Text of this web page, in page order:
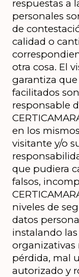
respuestas a
personales
de
calidad o
otra cosa. El
garantiza
facilitados
responsable
en los
visitante y/o
que pudiera
falsos,
niveles de
datos
instalando
organizativas
pérdida, mal
autorizado y